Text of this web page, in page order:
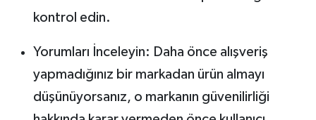
kontrol edin.
Yorumları İnceleyin: Daha önce alışveriş
yapmadığınız bir markadan ürün almayı
düşünüyorsanız, o markanın güvenilirliği